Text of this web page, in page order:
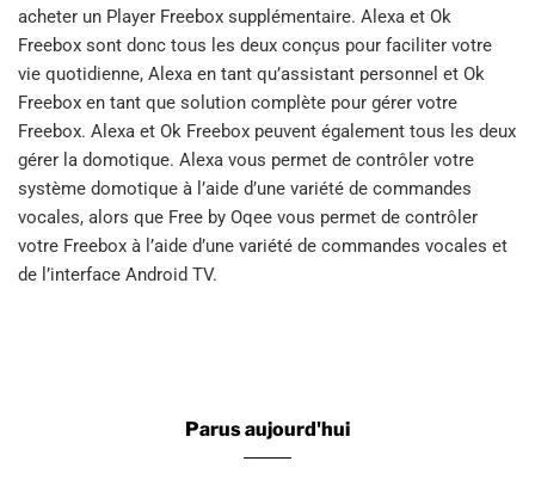
acheter un Player Freebox supplémentaire. Alexa et Ok
Freebox sont donc tous les deux conçus pour faciliter votre
vie quotidienne, Alexa en tant qu’assistant personnel et Ok
Freebox en tant que solution complète pour gérer votre
Freebox. Alexa et Ok Freebox peuvent également tous les deux
gérer la domotique. Alexa vous permet de contrôler votre
système domotique à l’aide d’une variété de commandes
vocales, alors que Free by Oqee vous permet de contrôler
votre Freebox à l’aide d’une variété de commandes vocales et
de l’interface Android TV.
Parus aujourd'hui